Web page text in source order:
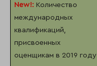
New!: Количество
международных
квалификаций,
присвоенных
оценщикам в 2019 году